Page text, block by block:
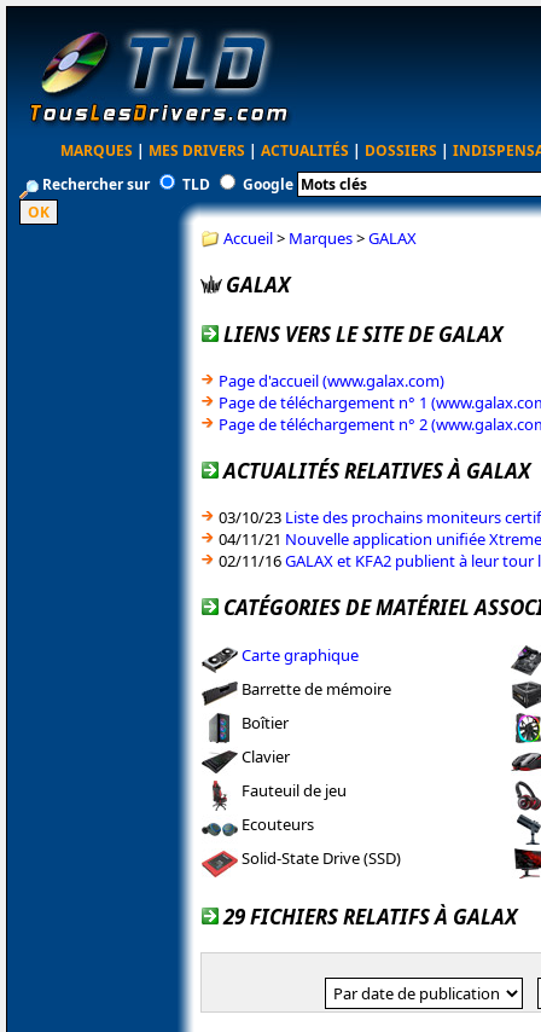
MARQUES | MES DRIVERS | ACTUALITÉS | DOSSIERS |
Rechercher sur
TLD Google
Accueil> Marques>GALAX
GALAX
LIENS VERS LE SITE DE GALAX
Page d'accueil (www.galax.com)
Page de téléchargement n° 1
Page de téléchargement n° 2
ACTUALITÉS RELATIVES À GALAX
03/10/23 Liste des prochains moniteurs
04/11/21 Nouvelle application unifiée
02/11/16GALAX et KFA2 publient à leur tour
CATÉGORIES DE MATÉRIEL
Carte graphique
Barrette de mémoire
Boîtier
Clavier
Fauteuil de jeu
Ecouteurs
Solid-State Drive (SSD)
29 FICHIERS RELATIFS À GALAX